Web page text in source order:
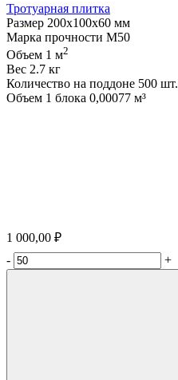
Тротуарная плитка
Размер 200х100х60 мм
Марка прочности М50
Объем 1 м2
Вес 2.7 кг
Количество на поддоне 500 шт.
Объем 1 блока 0,00077 м³
1 000,00 ₽
-
+